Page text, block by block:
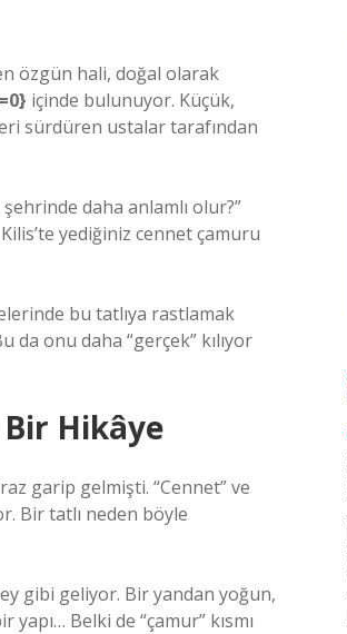
özgün hali, doğal olarak
içinde bulunuyor. Küçük,
sürdüren ustalar tarafından
daha anlamlı olur?”
yediğiniz cennet çamuru
bu tatlıya rastlamak
onu daha “gerçek” kılıyor
Hikâye
garip gelmişti. “Cennet” ve
Bir tatlı neden böyle
gibi geliyor. Bir yandan yoğun,
Belki de “çamur” kısmı